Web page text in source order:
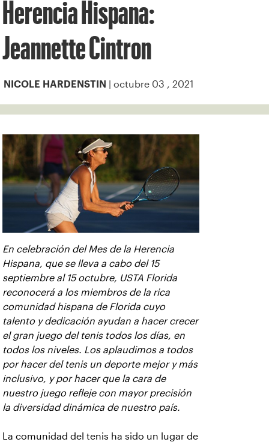
Herencia Hispana:
Jeannette Cintron
NICOLE HARDENSTIN | octubre 03 , 2021
En celebración del Mes de la Herencia
Hispana, que se lleva a cabo del 15
septiembre al 15 octubre, USTA Florida
reconocerá a los miembros de la rica
comunidad hispana de Florida cuyo
talento y dedicación ayudan a hacer crecer
el gran juego del tenis todos los días, en
todos los niveles. Los aplaudimos a todos
por hacer del tenis un deporte mejor y más
inclusivo, y por hacer que la cara de
nuestro juego refleje con mayor precisión
la diversidad dinámica de nuestro país.
La comunidad del tenis ha sido un lugar de